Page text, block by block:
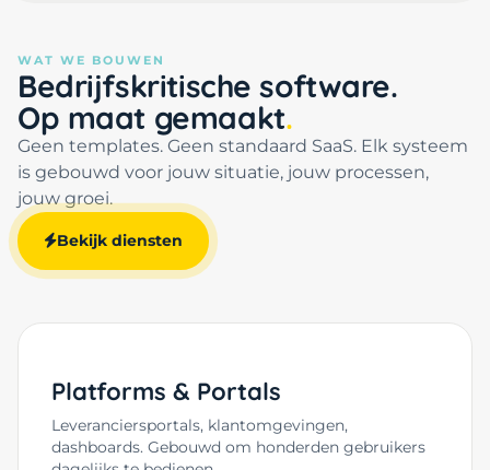
WAT WE BOUWEN
Bedrijfskritische software.
Op maat gemaakt
Geen templates. Geen standaard SaaS. Elk systeem
is gebouwd voor jouw situatie, jouw processen,
jouw groei.
Bekijk diensten
Platforms & Portals
Leveranciersportals, klantomgevingen,
dashboards. Gebouwd om honderden gebruikers